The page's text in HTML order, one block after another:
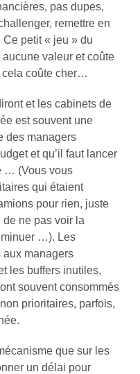
pas dupes,
remettre en
petit « jeu » du
valeur et coûte
cela coûte cher…
et les cabinets de
est souvent une
des managers
et qu’il faut lancer
… (Vous vous
qui étaient
pour rien, juste
ne pas voir la
…). Les
aux managers
les buffers inutiles,
souvent consommés
prioritaires, parfois,
que sur les
un délai pour